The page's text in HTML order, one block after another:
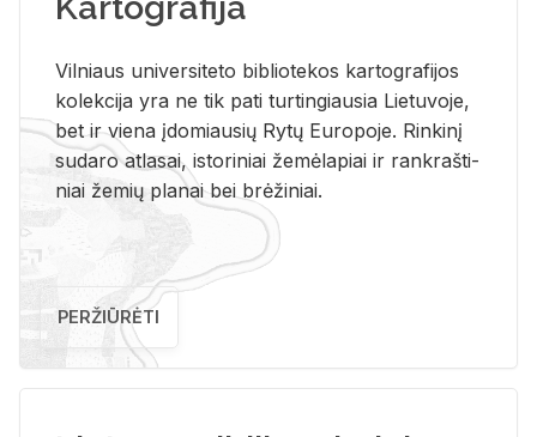
Vil­niaus uni­ver­si­te­to bi­b­lio­te­kos kar­to­gra­fi­jos
ko­lek­ci­ja yra ne tik pati tur­tin­giau­sia Lie­tu­vo­je,
bet ir vie­na įdo­miau­sių Rytų Eu­ro­po­je. Rin­ki­nį
su­da­ro at­la­sai, is­to­ri­niai že­mė­la­piai ir rank­raš­ti­
niai že­mių pla­nai bei brė­ži­niai.
PERŽIŪRĖTI